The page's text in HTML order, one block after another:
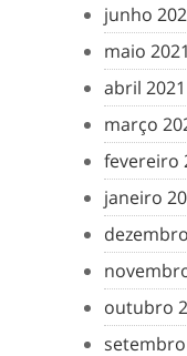
junho
maio 2021
abril 2021
março
fevereiro
janeiro
outubro